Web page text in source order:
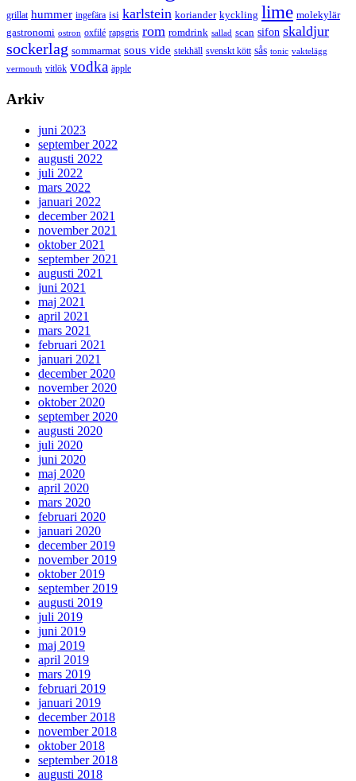
grillat hummer ingefära isi karlstein koriander kyckling lime molekylär
gastronomi ostron oxfilé rapsgris rom romdrink sallad scan sifon skaldjur
sockerlag sommarmat sous vide stekhäll svenskt kött sås tonic vaktelägg
vermouth vitlök vodka äpple
Arkiv
juni 2023
september 2022
augusti 2022
juli 2022
mars 2022
januari 2022
december 2021
november 2021
oktober 2021
september 2021
augusti 2021
juni 2021
maj 2021
april 2021
mars 2021
februari 2021
januari 2021
december 2020
november 2020
oktober 2020
september 2020
augusti 2020
juli 2020
juni 2020
maj 2020
april 2020
mars 2020
februari 2020
januari 2020
december 2019
november 2019
oktober 2019
september 2019
augusti 2019
juli 2019
juni 2019
maj 2019
april 2019
mars 2019
februari 2019
januari 2019
december 2018
november 2018
oktober 2018
september 2018
augusti 2018